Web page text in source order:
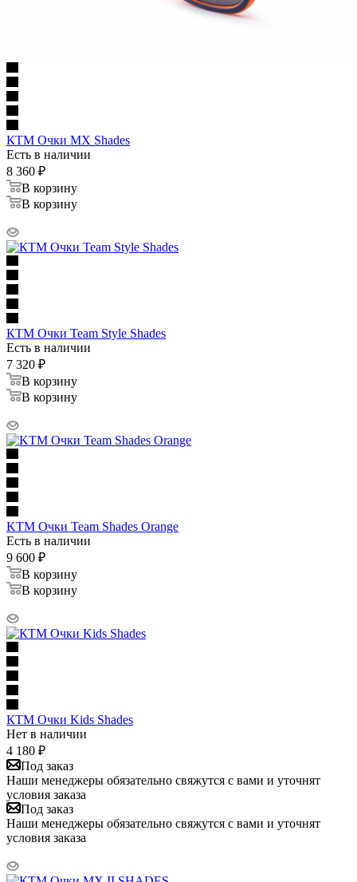
КТМ Очки MX Shades
Есть в наличии
8 360 ₽
В корзину
В корзину
КТМ Очки Team Style Shades
Есть в наличии
7 320 ₽
В корзину
В корзину
KTM Очки Team Shades Orange
Есть в наличии
9 600 ₽
В корзину
В корзину
КТМ Очки Kids Shades
Нет в наличии
4 180 ₽
Под заказ
Наши менеджеры обязательно свяжутся с вами и уточнят
условия заказа
Под заказ
Наши менеджеры обязательно свяжутся с вами и уточнят
условия заказа